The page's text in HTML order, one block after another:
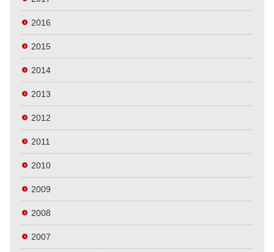
2016
2015
2014
2013
2012
2011
2010
2009
2008
2007